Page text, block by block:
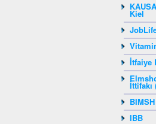
Kiel
İtfaiye
İttifakı
BIMSH
IBB